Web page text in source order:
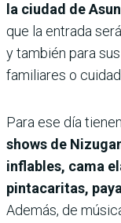
la ciudad de
que la entrada
y también para
familiares o
Para ese día
shows de
inflables, cama
pintacaritas,
Además, de